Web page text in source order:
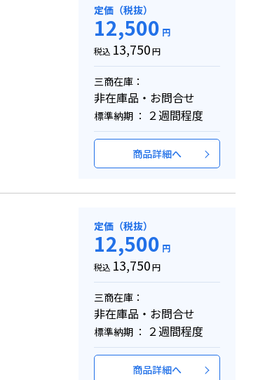
定価（税抜）
12,500 円
税込 13,750円
三商在庫：
非在庫品・お問合せ
標準納期 ： ２週間程度
商品詳細へ
定価（税抜）
12,500 円
税込 13,750円
三商在庫：
非在庫品・お問合せ
標準納期 ： ２週間程度
商品詳細へ